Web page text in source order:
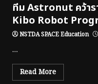
ทีม Astronut คว้าร
Kibo Robot
NSTDA SPACE Education
...
Read More